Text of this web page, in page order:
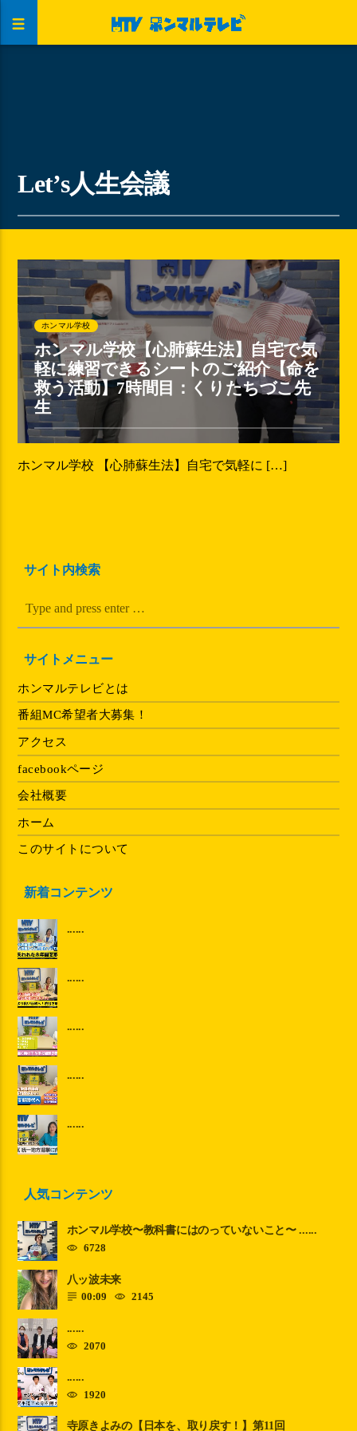
Let’s人生会議
ホンマル学校
ホンマル学校【心肺蘇生法】自宅で気
軽に練習できるシートのご紹介【命を
救う活動】7時間目：くりたちづこ先
生
ホンマル学校 【心肺蘇生法】自宅で気軽に […]
サイト内検索
サイトメニュー
ホンマルテレビとは
番組MC希望者大募集！
アクセス
facebookページ
会社概要
ホーム
このサイトについて
新着コンテンツ
......
......
......
......
......
人気コンテンツ
ホンマル学校〜教科書にはのっていないこと〜 ......
6728
八ッ波未来
00:09
2145
......
2070
......
1920
寺原きよみの【日本を、取り戻す！】第11回